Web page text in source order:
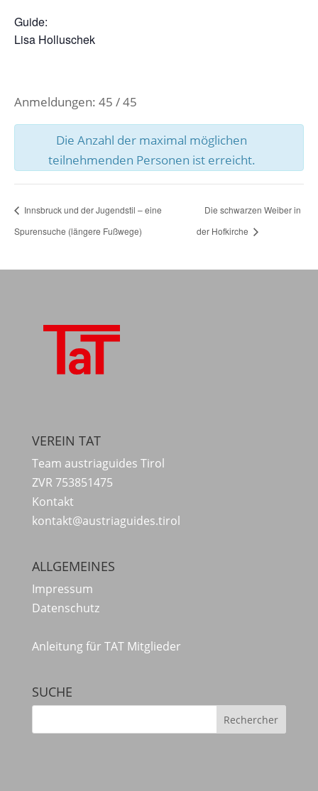
Guide:
Lisa Holluschek
Anmeldungen: 45 / 45
Die Anzahl der maximal möglichen
teilnehmenden Personen ist erreicht.
Innsbruck und der Jugendstil – eine
Spurensuche (längere Fußwege)
Die schwarzen Weiber in
der Hofkirche
VEREIN TAT
Team austriaguides Tirol
ZVR 753851475
Kontakt
kontakt@austriaguides.tirol
ALLGEMEINES
Impressum
Datenschutz
Anleitung für TAT Mitglieder
SUCHE